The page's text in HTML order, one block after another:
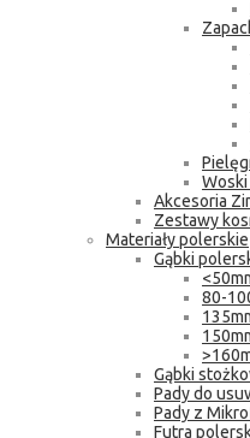
Akcesoria
Zestawy
Materiały polerskie
Gąbki
80-
Gąbki
Pady do
Pady z
Futra